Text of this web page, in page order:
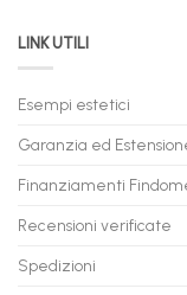
anche
a
in
con
LINK UTILI
Esempi estetici
Garanzia ed
Finanziamenti
Recensioni verificate
Spedizioni